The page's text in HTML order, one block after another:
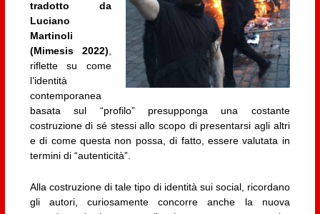
tradotto da
Luciano
Martinoli
(Mimesis 2022),
riflette su come
l’identità
contemporanea
basata sul “profilo” presupponga una costante
costruzione di sé stessi allo scopo di presentarsi agli altri
e di come questa non possa, di fatto, essere valutata in
termini di “autenticità”.
Alla costruzione di tale tipo di identità sui social, ricordano
gli autori, curiosamente concorre anche la nuova